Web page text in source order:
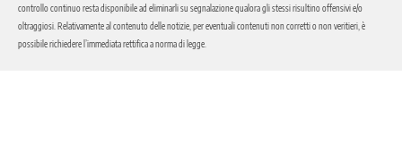
controllo continuo resta disponibile ad eliminarli su segnalazione qualora gli stessi risultino offensivi e/o
oltraggiosi. Relativamente al contenuto delle notizie, per eventuali contenuti non corretti o non veritieri, è
possibile richiedere l’immediata rettifica a norma di legge.